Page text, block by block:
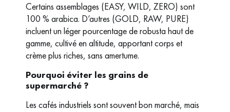
Certains assemblages (EASY, WILD, ZERO) sont
100 % arabica. D’autres (GOLD, RAW, PURE)
incluent un léger pourcentage de robusta haut de
gamme, cultivé en altitude, apportant corps et
crème plus riches, sans amertume.
Pourquoi éviter les grains de
supermarché ?
Les cafés industriels sont souvent bon marché, mais